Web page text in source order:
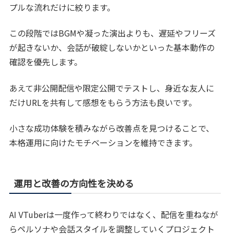
プルな流れだけに絞ります。
この段階ではBGMや凝った演出よりも、遅延やフリーズ
が起きないか、会話が破綻しないかといった基本動作の
確認を優先します。
あえて非公開配信や限定公開でテストし、身近な友人に
だけURLを共有して感想をもらう方法も良いです。
小さな成功体験を積みながら改善点を見つけることで、
本格運用に向けたモチベーションを維持できます。
運用と改善の方向性を決める
AI VTuberは一度作って終わりではなく、配信を重ねなが
らペルソナや会話スタイルを調整していくプロジェクト